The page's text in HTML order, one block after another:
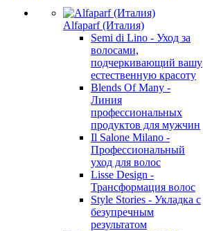
Alfaparf (Италия)
Semi di Lino - Уход за
волосами,
подчеркивающий вашу
естественную красоту
Blends Of Many -
Линия
профессиональных
продуктов для мужчин
Il Salone Milano -
Профессиональный
уход для волос
Lisse Design -
Трансформация волос
Style Stories - Укладка с
безупречным
результатом